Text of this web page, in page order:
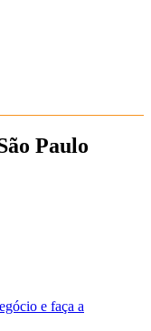
Paulo
e faça a